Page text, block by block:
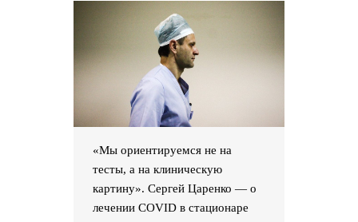
«Мы ориентируемся не на
тесты, а на клиническую
картину». Сергей Царенко — о
лечении COVID в стационаре